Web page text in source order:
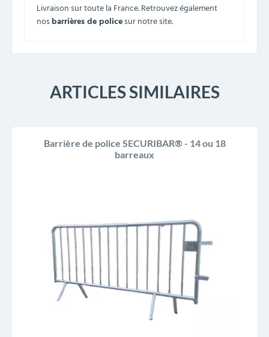
Livraison sur toute la France. Retrouvez également
nosbarrières de policesur notre site.
ARTICLES SIMILAIRES
Barrière de police SECURIBAR® - 14 ou 18
barreaux